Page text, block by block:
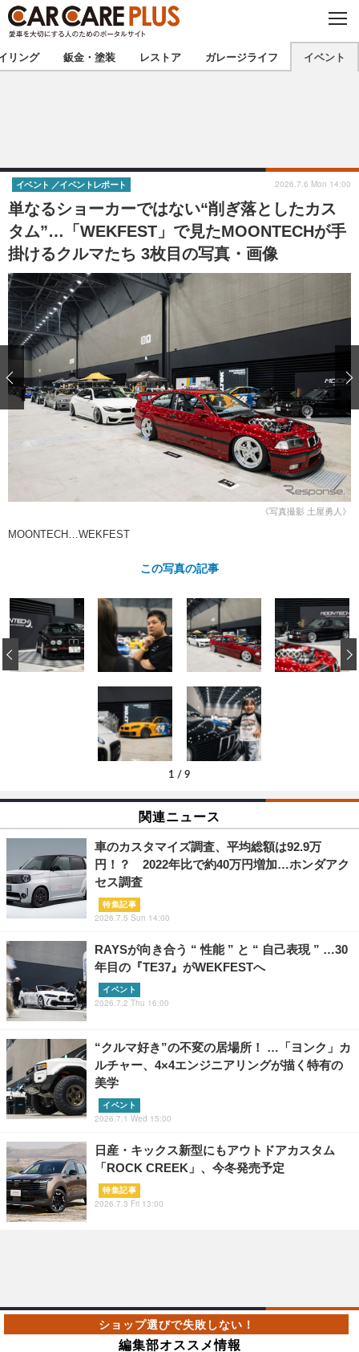
C
O
S
E
★カーケアプラス認定★ 厳選プロショップを地域から探す
甲信越 北陸
東海 関西
中国 四国
九州
注目の記事
ショップレポート 愛車 File
自動車豆知識 ストップ！不具合修理＆粗悪修理
鈑金・塗装
ディテイリング
ディテイリング 洗車
ヘッドライト磨き コーティング
鈑金・塗装
小キズ直し 防錆
ストップ 不具合修理＆粗悪修理
カーメーカー「旧車」関連プロジェ
クト
ショップレポート プロショップ検索
レストア
カーメーカー「旧車」関連プロジ
イベント
リング 鈑金・塗装 レストア ガレージライフ イベント
単なるショーカーではない“削ぎ落としたカス
タム”…「WEKFEST」で見たMOONTECHが手
掛けるクルマたち 3枚目の写真・画像
イベント イベントレポート 2026.7.6 Mon 14:00
《写真撮影 土屋勇人》
MOONTECH…WEKFEST
この写真の記事
1 / 9
‹
関連ニュース
車のカスタマイズ調査、平均総額は92.9万
円！？ 2022年比で約40万円増加…ホンダアク
セス調査
特集記事
2026.7.5 Sun 14:00
RAYSが向き合う “ 性能 ” と “ 自己表現 ” …30
年目の『TE37』がWEKFESTへ
イベント
2026.7.2 Thu 16:00
“クルマ好き”の不変の居場所！ …「ヨンク」カ
ルチャー、4×4エンジニアリングが描く特有の
美学
イベント
2026.7.1 Wed 15:00
日産・キックス新型にもアウトドアカスタム
「ROCK CREEK」、今冬発売予定
特集記事
2026.7.3 Fri 13:00
編集部オススメ情報